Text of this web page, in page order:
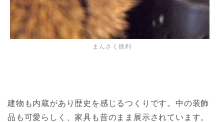
まんさく徳利
建物も内蔵があり歴史を感じるつくりです。中の装飾
品も可愛らしく、家具も昔のまま展示されています。